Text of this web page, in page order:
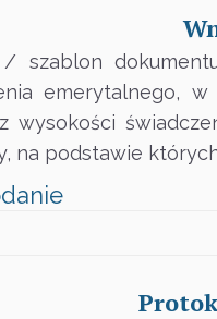
szablon
emerytalnego,
wysokości
na podstawie których